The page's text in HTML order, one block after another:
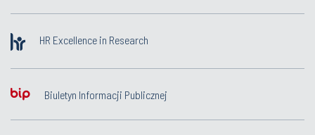
HR Excellence in Research
Biuletyn Informacji Publicznej